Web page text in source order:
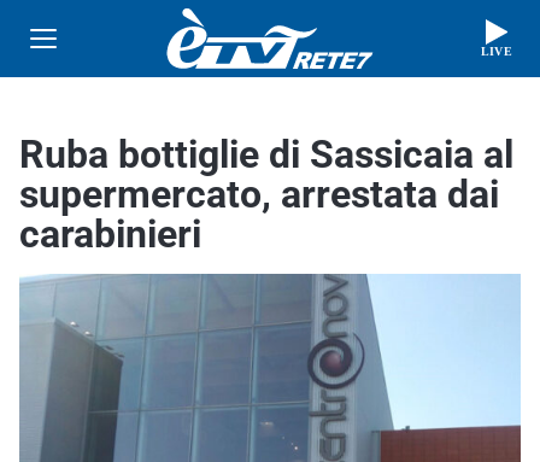
LIVE
Ruba bottiglie di Sassicaia al
supermercato, arrestata dai
carabinieri